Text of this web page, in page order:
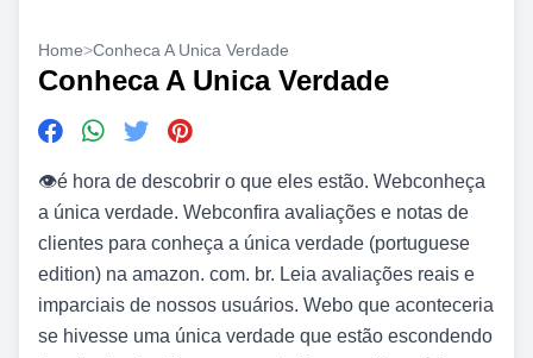
Home>Conheca A Unica Verdade
Conheca A Unica Verdade
👁️é hora de descobrir o que eles estão. Webconheça
a única verdade. Webconfira avaliações e notas de
clientes para conheça a única verdade (portuguese
edition) na amazon. com. br. Leia avaliações reais e
imparciais de nossos usuários. Webo que aconteceria
se hivesse uma única verdade que estão escondendo